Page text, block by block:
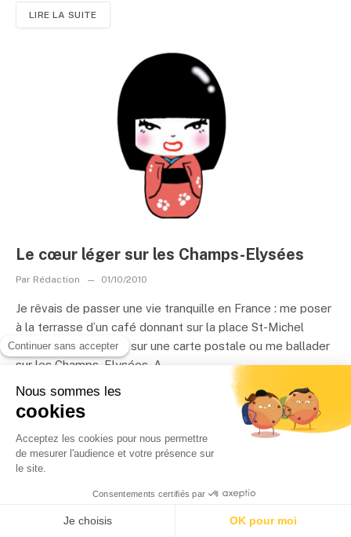
LIRE LA SUITE
Le cœur léger sur les Champs-Elysées
Par Rédaction 01/10/2010
Je rêvais de passer une vie tranquille en France : me poser
à la terrasse d’un café donnant sur la place St-Michel
comme je l'avais vue sur une carte postale ou me ballader
sur les Champs-Elysées. A...